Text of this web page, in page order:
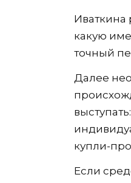
Иваткина
какую
точный
Далее
купли-
Если